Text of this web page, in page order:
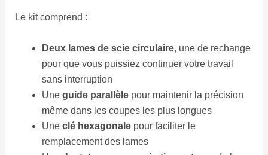
Le kit comprend :
Deux lames de scie circulaire, une de rechange
pour que vous puissiez continuer votre travail
sans interruption
Une guide parallèlepour maintenir la précision
même dans les coupes les plus longues
Une clé hexagonalepour faciliter le
remplacement des lames